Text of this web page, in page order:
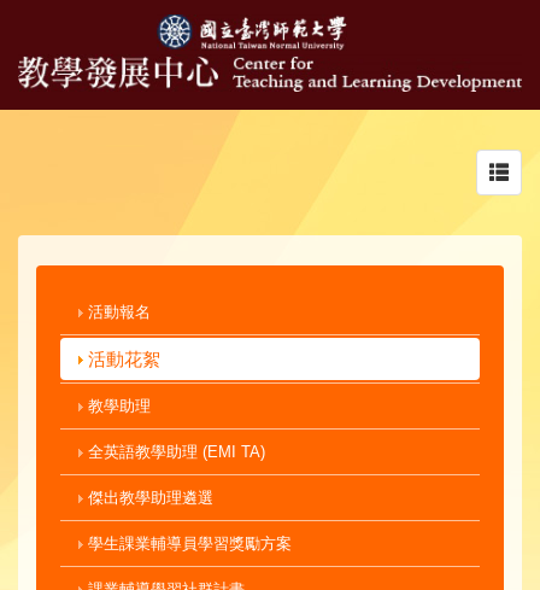
活動報名
活動花絮
教學助理
全英語教學助理 (EMI TA)
傑出教學助理遴選
學生課業輔導員學習獎勵方案